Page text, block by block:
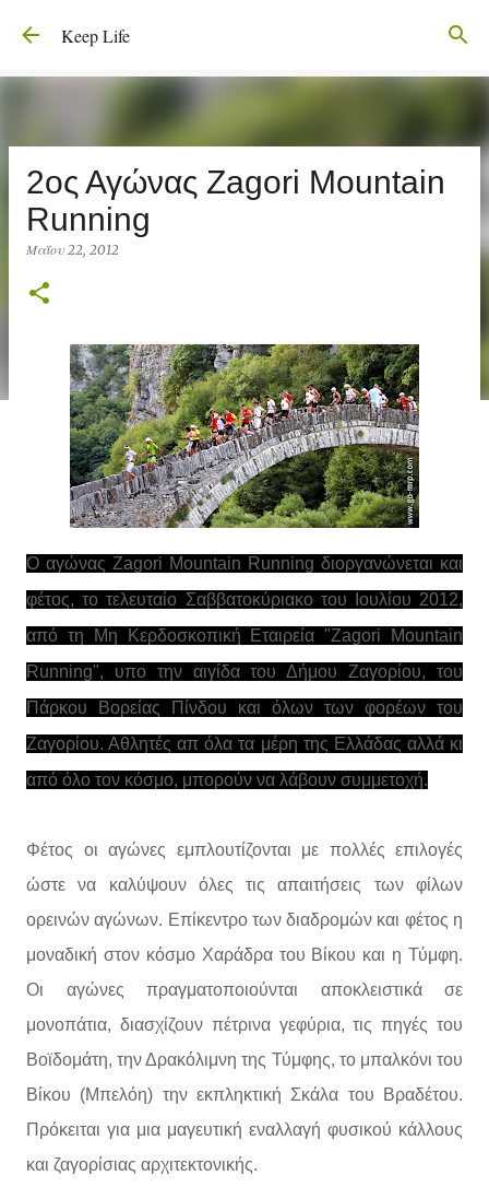
Μετάβαση στο κύριο περιεχόμενο
Keep Life
2ος Αγώνας Zagori Mountain
Running
Μαΐου 22, 2012
Ο αγώνας Zagori Mountain Running διοργανώνεται και
φέτος, το τελευταίο Σαββατοκύριακο του Ιουλίου 2012,
από τη Μη Κερδοσκοπική Εταιρεία "Zagori Mountain
Running", υπο την αιγίδα του Δήμου Ζαγορίου, του
Πάρκου Βορείας Πίνδου και όλων των φορέων του
Ζαγορίου. Αθλητές απ όλα τα μέρη της Ελλάδας αλλά κι
από όλο τον κόσμο, μπορούν να λάβουν συμμετοχή.
Φέτος οι αγώνες εμπλουτίζονται με πολλές επιλογές
ώστε να καλύψουν όλες τις απαιτήσεις των φίλων
ορεινών αγώνων. Επίκεντρο των διαδρομών και φέτος η
μοναδική στον κόσμο Χαράδρα του Βίκου και η Τύμφη.
Οι αγώνες πραγματοποιούνται αποκλειστικά σε
μονοπάτια, διασχίζουν πέτρινα γεφύρια, τις πηγές του
Βοϊδομάτη, την Δρακόλιμνη της Τύμφης, το μπαλκόνι του
Βίκου (Μπελόη) την εκπληκτική Σκάλα του Βραδέτου.
Πρόκειται για μια μαγευτική εναλλαγή φυσικού κάλλους
και ζαγορίσιας αρχιτεκτονικής.